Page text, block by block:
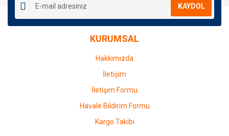
KAYDOL
KURUMSAL
Hakkımızda
İletişim
İletişim Formu
Havale Bildirim Formu
Kargo Takibi